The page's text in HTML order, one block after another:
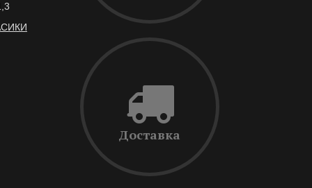
Доставка